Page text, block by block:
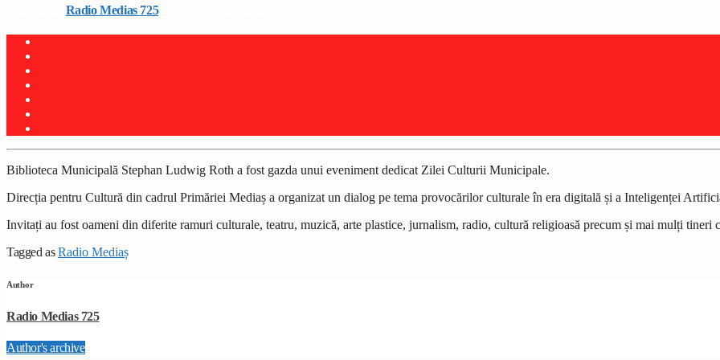
Radio Medias 725on 15 ianuarie 2025
Biblioteca Municipală Stephan Ludwig Roth a fost gazda unui eveniment dedicat Zilei Culturii Municipale.
Direcția pentru Cultură din cadrul Primăriei Mediaș a organizat un dialog pe tema provocărilor culturale în era digitală și a Inteligenței
Invitați au fost oameni din diferite ramuri culturale, teatru, muzică, arte plastice, jurnalism, radio, cultură religioasă precum și mai mulți tineri
Tagged asRadio Mediaș
Author
Radio Medias 725
Author's archive